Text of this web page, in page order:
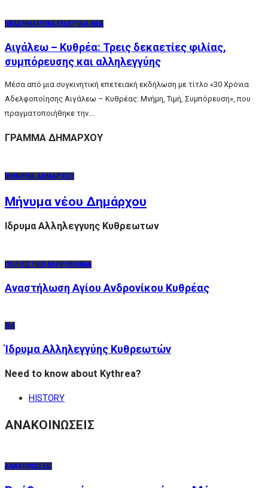
ΝΕΑΣΗΜΑΝΤΙΚΑΤΕΛΕΥΤΑΙΑ ΝΕΑ
Αιγάλεω – Κυθρέα: Τρεις δεκαετίες φιλίας,
συμπόρευσης και αλληλεγγύης
Μέσα από μια συγκινητική επετειακή εκδήλωση με τίτλο «30 Χρόνια
Αδελφοποίησης Αιγάλεω – Κυθρέας: Μνήμη, Τιμή, Συμπόρευση», που
πραγματοποιήθηκε την...
ΓΡΑΜΜΑ ΔΗΜΑΡΧΟΥ
ΜΗΝΥΜΑ ΔΗΜΑΡΧΟΥ
Μήνυμα νέου Δημάρχου
Ιδρυμα Αλληλεγγυης Κυθρεωτων
ΠΟΛΙΤΙΣΤΙΚΗ ΚΛΗΡΟΝΟΜΙΑ
Αναστήλωση Αγίου Ανδρονίκου Κυθρέας
ΙΑΚ
Ίδρυμα Αλληλεγγύης Κυθρεωτών
Need to know about Kythrea?
HISTORY
ΑΝΑΚΟΙΝΩΣΕΙΣ
ΑΝΑΚΟΙΝΩΣΕΙΣ